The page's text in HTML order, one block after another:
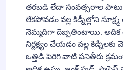
తరబడి లేదా సంవత్సరాల
లేకపోవడం వల్ల కిడ్నీల్లోని
నెమ్మదిగా దెబ్బతింటాయి. అధిక
నిర్లక్ష్యం చేయడం వల్ల కిడ్నీలకు
ఒత్తిడి పెరిగి వాటి పనితీరు